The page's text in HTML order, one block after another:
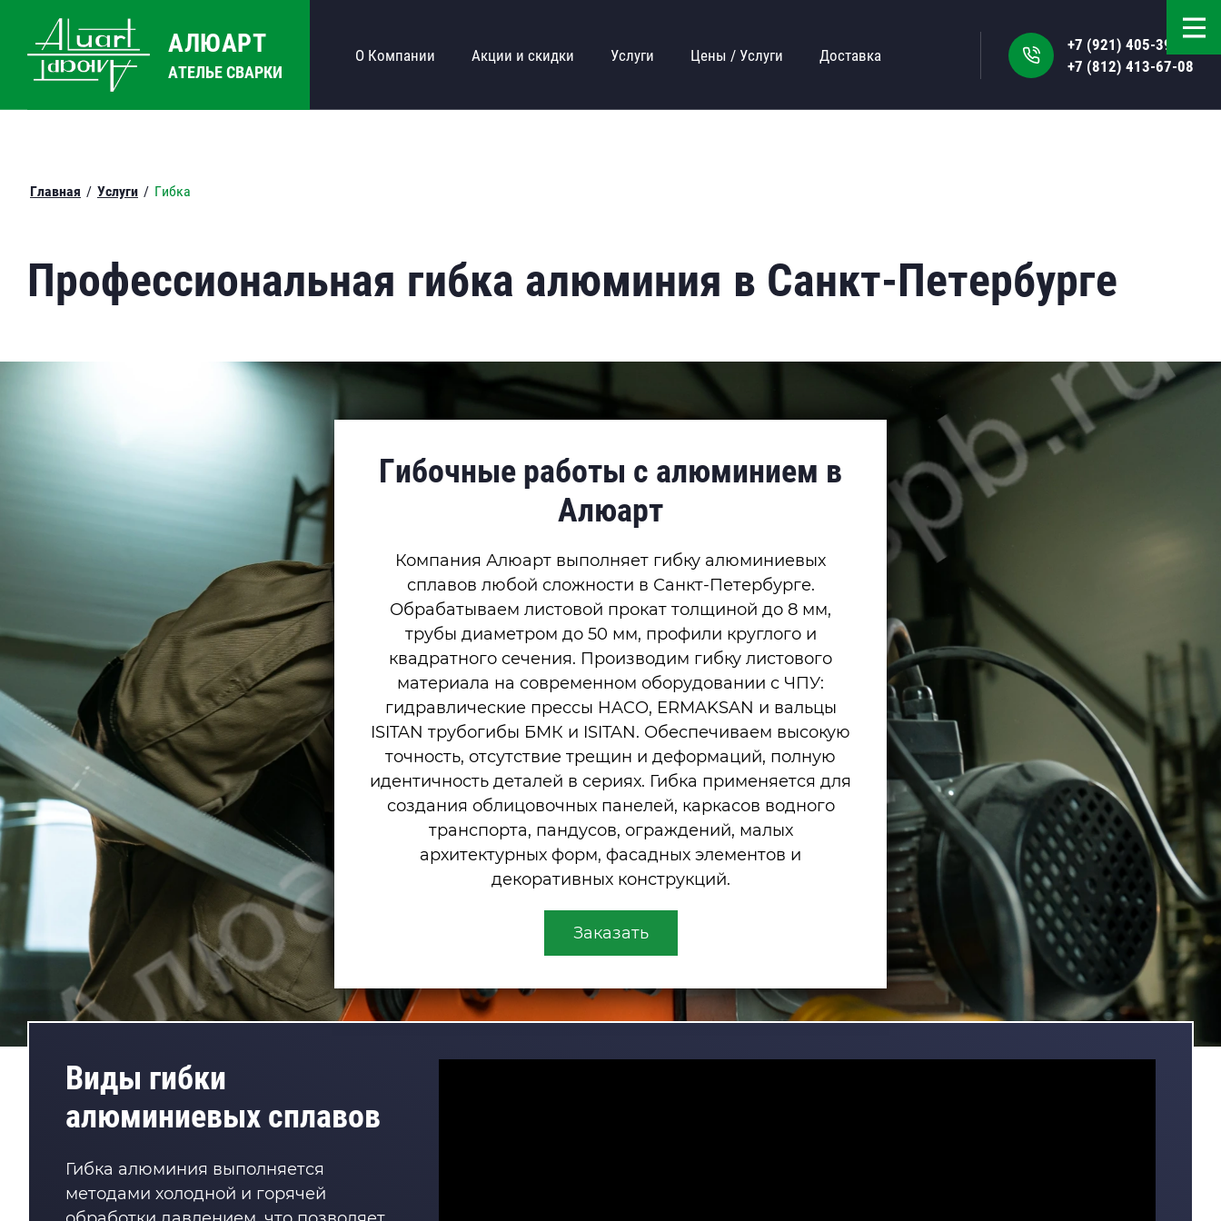
АЛЮАРТ
АТЕЛЬЕ СВАРКИ
О Компании Акции и скидки Услуги Цены / Услуги Доставка
+7 (921) 405-39-50
+7 (812) 413-67-08
Главная / Услуги / Гибка
Профессиональная гибка алюминия в Санкт-Петербурге
Гибочные работы с алюминием в
Алюарт
Компания Алюарт выполняет гибку алюминиевых
сплавов любой сложности в Санкт-Петербурге.
Обрабатываем листовой прокат толщиной до 8 мм,
трубы диаметром до 50 мм, профили круглого и
квадратного сечения. Производим гибку листового
материала на современном оборудовании с ЧПУ:
гидравлические прессы HACO, ERMAKSAN и вальцы
ISITAN трубогибы БМК и ISITAN. Обеспечиваем высокую
точность, отсутствие трещин и деформаций, полную
идентичность деталей в сериях. Гибка применяется для
создания облицовочных панелей, каркасов водного
транспорта, пандусов, ограждений, малых
архитектурных форм, фасадных элементов и
декоративных конструкций.
Заказать
Виды гибки
алюминиевых сплавов
Гибка алюминия выполняется
методами холодной и горячей